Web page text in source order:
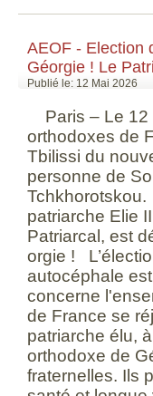
AEOF - Election
Géorgie ! Le
Publié le: 12 Mai 2026
Paris – Le 12
orthodoxes de
Tbilissi du
personne de
patriarche Elie
Patriarcal, est
orgie !
autocéphale
concerne
de France se
patriarche élu,
orthodoxe de
fraternelles. Ils